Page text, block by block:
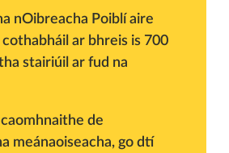
nOibreacha Poiblí aire
cothabháil ar bhreis is 700
stairiúil ar fud na
de
meánaoiseacha, go dtí